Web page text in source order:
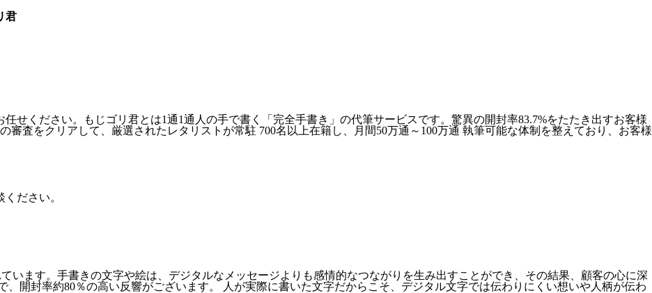
君
せください。もじゴリ君とは1通1通人の手で書く「完全手書き」の代筆サービスです。驚異の開封率83.7%をたたき出すお客様
審査をクリアして、厳選されたレタリストが常駐 700名以上在籍し、月間50万通～100万通 執筆可能な体制を整えており、お客様
ださい。
います。手書きの文字や絵は、デジタルなメッセージよりも感情的なつながりを生み出すことができ、その結果、顧客の心に深
、開封率約80％の高い反響がございます。 人が実際に書いた文字だからこそ、デジタル文字では伝わりにくい想いや人柄が伝わ